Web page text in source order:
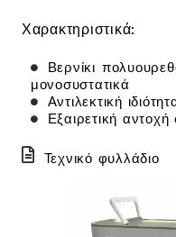
Χαρακτηριστικά:
Βερνίκι
μονοσυστατικά
Αντιλεκτική
Εξαιρετική
Τεχνικό φυλλάδιο